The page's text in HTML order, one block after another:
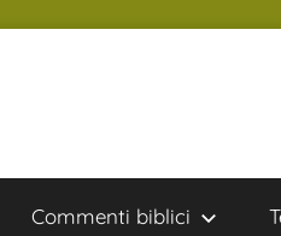
Commenti biblici